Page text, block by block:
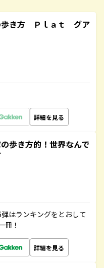
き方 Ｐｌａｔ グア
詳細を見る
歩き方的！世界なんで
はランキングをとおして
冊！
詳細を見る